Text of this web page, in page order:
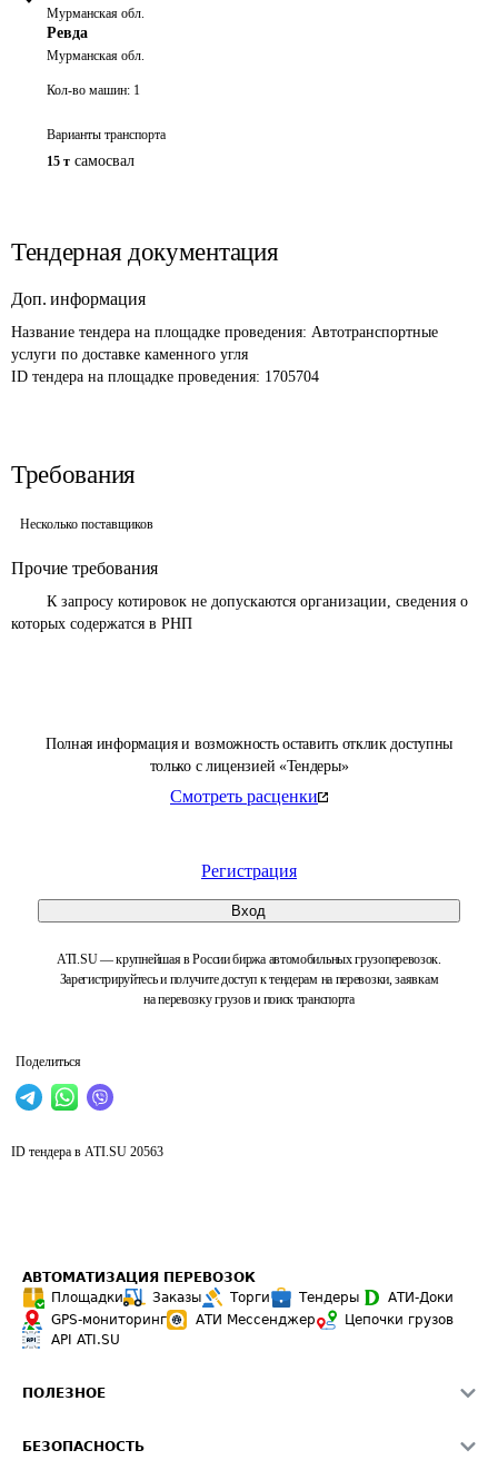
Полная информация и возможность оставить отклик доступны
только с лицензией «Тендеры»
Смотреть расценки
Регистрация
Вход
ATI.SU — крупнейшая в России биржа автомобильных грузоперевозок.
Зарегистрируйтесь и получите доступ к тендерам на перевозки, заявкам
на перевозку грузов и поиск транспорта
Поделиться
Мурманская обл.
Ревда
Мурманская обл.
Кол-во машин: 1
Варианты транспорта
15 т самосвал
Тендерная документация
Доп. информация
Название тендера на площадке проведения: Автотранспортные
услуги по доставке каменного угля
ID тендера на площадке проведения: 1705704
Требования
Несколько поставщиков
Прочие требования
которых содержатся в РНП
ID тендера в ATI.SU 20563
АВТОМАТИЗАЦИЯ ПЕРЕВОЗОК
Площадки
Заказы Торги Тендеры
АТИ-Доки
GPS-мониторинг
АТИ Мессенджер
Цепочки грузов
API ATI.SU
ПОЛЕЗНОЕ
БЕЗОПАСНОСТЬ